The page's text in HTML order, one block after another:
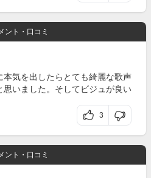
ント・口コミ
気を出したらとても綺麗な歌声
いました。そしてビジュが良い
3
ント・口コミ